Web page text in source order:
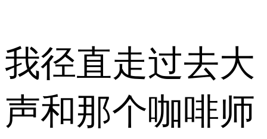
我径直走过去大
声和那个咖啡师